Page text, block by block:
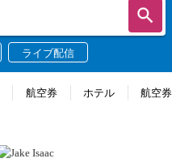
ライブ配信
航空券 ホテル 航空